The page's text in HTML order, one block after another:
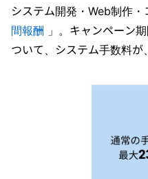
システム開発・Web制作
間報酬 」。キャンペーン
ついて、システム手数料が